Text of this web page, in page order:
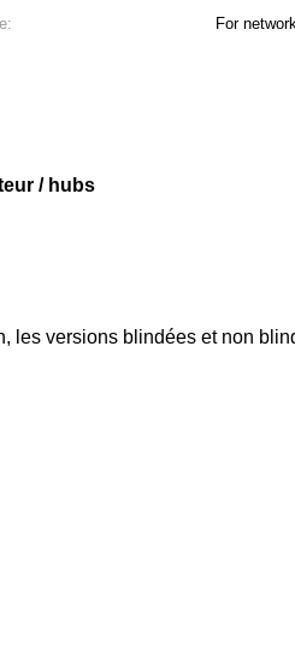
For
/ hubs
les versions blindées et non